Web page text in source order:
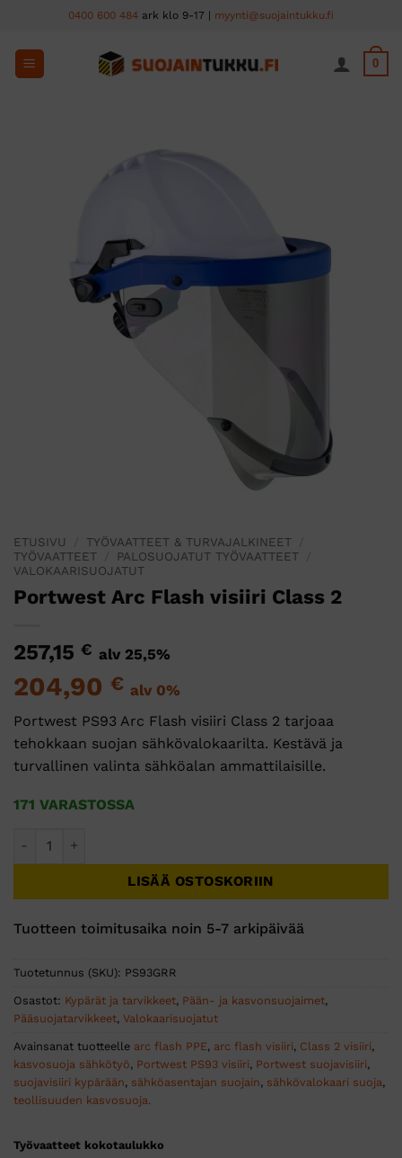
content
0400 600 484 ark klo 9-17 | myynti@suojaintukku.fi
0
ETUSIVU TYÖVAATTEET & TURVAJALKINEET
TYÖVAATTEET
PALOSUOJATUT TYÖVAATTEET
VALOKAARISUOJATUT
Portwest Arc Flash visiiri Class 2
257,15 € alv 25,5%
204,90 € alv 0%
Portwest PS93 Arc Flash visiiri Class 2 tarjoaa
tehokkaan suojan sähkövalokaarilta. Kestävä ja
turvallinen valinta sähköalan ammattilaisille.
171 VARASTOSSA
LISÄÄ OSTOSKORIIN
Tuotteen toimitusaika noin 5-7 arkipäivää
Tuotetunnus (SKU): PS93GRR
Osastot: Kypärät ja tarvikkeet, Pään- ja kasvonsuojaimet,
Pääsuojatarvikkeet, Valokaarisuojatut
Avainsanat tuotteelle arc flash PPE, arc flash visiiri, Class 2 visiiri,
kasvosuoja sähkötyö, Portwest PS93 visiiri, Portwest suojavisiiri,
suojavisiiri kypärään, sähköasentajan suojain, sähkövalokaari suoja,
teollisuuden kasvosuoja.
Työvaatteet kokotaulukko